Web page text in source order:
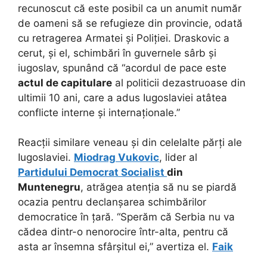
recunoscut că este posibil ca un anumit număr
de oameni să se refugieze din provincie, odată
cu retragerea Armatei și Poliției. Draskovic a
cerut, și el, schimbări în guvernele sârb și
iugoslav, spunând că “acordul de pace este
actul de capitulare al politicii dezastruoase din
ultimii 10 ani, care a adus Iugoslaviei atâtea
conflicte interne și internaționale.”
Reacții similare veneau și din celelalte părți ale
Iugoslaviei. Miodrag Vukovic, lider al
Partidului Democrat Socialist din
Muntenegru, atrăgea atenția să nu se piardă
ocazia pentru declanșarea schimbărilor
democratice în țară. “Sperăm că Serbia nu va
cădea dintr-o nenorocire într-alta, pentru că
asta ar însemna sfârșitul ei,” avertiza el. Faik